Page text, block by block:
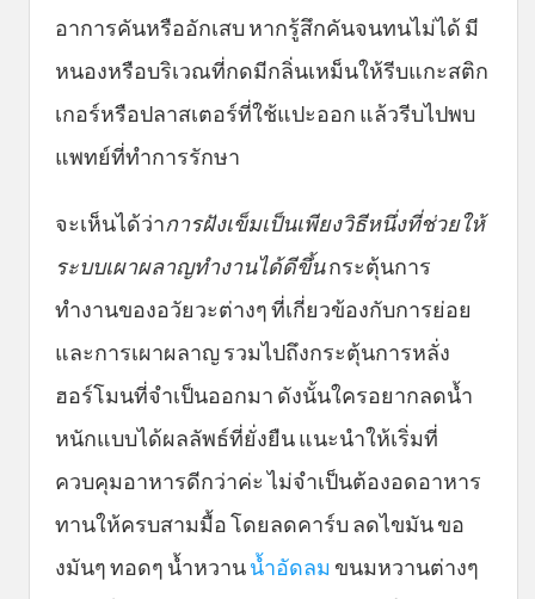
อาการคันหรืออักเสบ หากรู้สึกคันจนทนไม่ได้ มี
หนองหรือบริเวณที่กดมีกลิ่นเหม็นให้รีบแกะสติก
เกอร์หรือปลาสเตอร์ที่ใช้แปะออก แล้วรีบไปพบ
แพทย์ที่ทำการรักษา
จะเห็นได้ว่าการฝังเข็มเป็นเพียงวิธีหนึ่งที่ช่วยให้
ระบบเผาผลาญทำงานได้ดีขึ้นกระตุ้นการ
ทำงานของอวัยวะต่างๆ ที่เกี่ยวข้องกับการย่อย
และการเผาผลาญ รวมไปถึงกระตุ้นการหลั่ง
ฮอร์โมนที่จำเป็นออกมา ดังนั้นใครอยากลดน้ำ
หนักแบบได้ผลลัพธ์ที่ยั่งยืน แนะนำให้เริ่มที่
ควบคุมอาหารดีกว่าค่ะ ไม่จำเป็นต้องอดอาหาร
ทานให้ครบสามมื้อ โดยลดคาร์บ ลดไขมัน ขอ
งมันๆ ทอดๆ น้ำหวานน้ำอัดลม ขนมหวานต่างๆ